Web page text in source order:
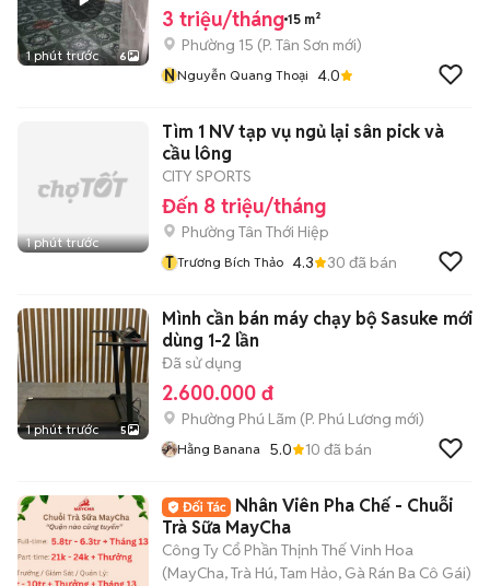
1 phút trước 6
3 triệu/tháng 15 m²
Phường 15 (P. Tân Sơn mới)
NNguyễn Quang Thoại 4.0
1 phút trước
Tìm 1 NV tạp vụ ngủ lại sân pick và
cầu lông
CITY SPORTS
Đến 8 triệu/tháng
Phường Tân Thới Hiệp
T Trương Bích Thảo 4.3 30 đã bán
1 phút trước 5
Mình cần bán máy chạy bộ Sasuke mới
dùng 1-2 lần
Đã sử dụng
2.600.000 đ
Phường Phú Lãm (P. Phú Lương mới)
Hằng Banana 5.0 10 đã bán
Nhân Viên Pha Chế - Chuỗi
Trà Sữa MayCha
Công Ty Cổ Phần Thịnh Thế Vinh Hoa
(MayCha, Trà Hú, Tam Hảo, Gà Rán Ba Cô Gái)